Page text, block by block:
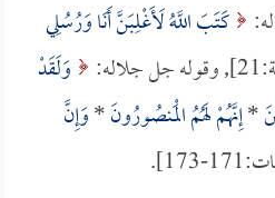
كَتَبَ اللَّهُ لَأَغْلِبَنَّ أَنَا وَرُسُلِي
وَلَقَدْ
*إِنَّهُمْ لَهُمُ الْمَنصُورُونَ*وَإِنَّ
173].